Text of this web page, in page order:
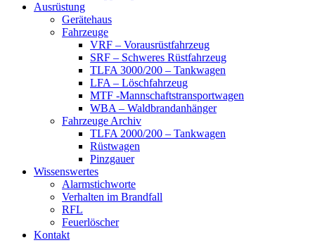
Ausrüstung
Gerätehaus
Fahrzeuge
VRF – Vorausrüstfahrzeug
SRF – Schweres Rüstfahrzeug
TLFA 3000/200 – Tankwagen
LFA – Löschfahrzeug
MTF -Mannschaftstransportwagen
WBA – Waldbrandanhänger
Fahrzeuge Archiv
TLFA 2000/200 – Tankwagen
Rüstwagen
Pinzgauer
Wissenswertes
Alarmstichworte
Verhalten im Brandfall
RFL
Feuerlöscher
Kontakt